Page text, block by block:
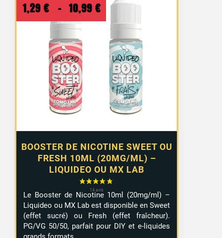
BOOSTER DE NICOTINE SWEET OU
FRESH 10ML (20MG/ML) –
LIQUIDEO OU MX LAB
1,29 € – 10,99 €
Plage
de
prix :
1,29 €
10,99 €
Le Booster de Nicotine 10ml (20mg/ml) –
Liquideo ou MX Lab est disponible en Sweet
(effet sucré) ou Fresh (effet fraîcheur).
PG/VG 50/50, parfait pour DIY et e-liquides